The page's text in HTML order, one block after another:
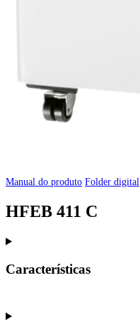
Manual do produto Folder digital
HFEB 411 C
Características